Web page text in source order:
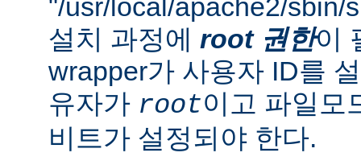
"/usr/local/apache2/sbin/
설치 과정에 root 권한이
wrapper가 사용자 ID를
유자가 root이고 파일모
비트가 설정되야 한다.